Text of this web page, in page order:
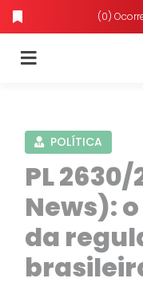
(0)
POLÍTICA
PL
News):
da